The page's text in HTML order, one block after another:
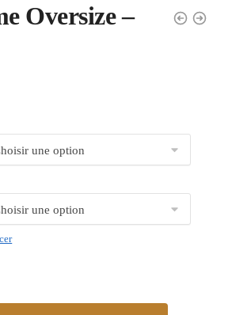
Oversize –